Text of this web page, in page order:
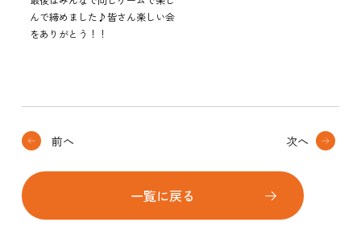
んで締めました♪皆さん楽しい会
をありがとう！！
前へ
一覧に戻る
次へ